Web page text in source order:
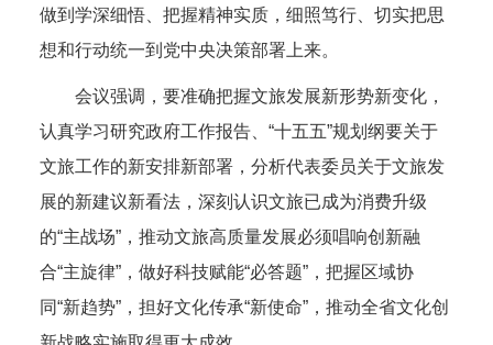
做到学深细悟、把握精神实质，细照笃行、切实把思
想和行动统一到党中央决策部署上来。
会议强调，要准确把握文旅发展新形势新变化，
认真学习研究政府工作报告、“十五五”规划纲要关于
文旅工作的新安排新部署，分析代表委员关于文旅发
展的新建议新看法，深刻认识文旅已成为消费升级
的“主战场”，推动文旅高质量发展必须唱响创新融
合“主旋律”，做好科技赋能“必答题”，把握区域协
同“新趋势”，担好文化传承“新使命”，推动全省文化创